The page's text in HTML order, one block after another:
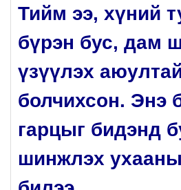
Тийм ээ, хүний
бүрэн бус, дам
үзүүлэх
болчихсон. Энэ
гарцыг бидэнд
шинжлэх ухааны